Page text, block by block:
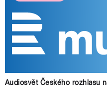
Audiosvět Českého rozhlasu